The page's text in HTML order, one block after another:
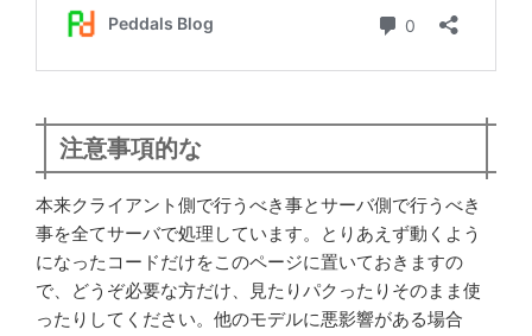
注意事項的な
本来クライアント側で行うべき事とサーバ側で行うべき
事を全てサーバで処理しています。とりあえず動くよう
になったコードだけをこのページに置いておきますの
で、どうぞ必要な方だけ、見たりパクったりそのまま使
ったりしてください。他のモデルに悪影響がある場合